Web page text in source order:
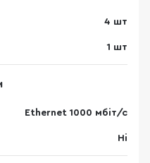
4 шт
1 шт
Ethernet 1000 мбіт/с
Ні